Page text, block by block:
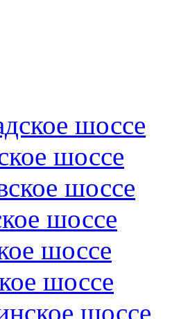
шоссе
шоссе
шоссе
шоссе
шоссе
шоссе
шоссе